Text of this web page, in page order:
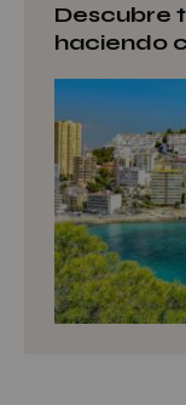
Descubre
haciendo